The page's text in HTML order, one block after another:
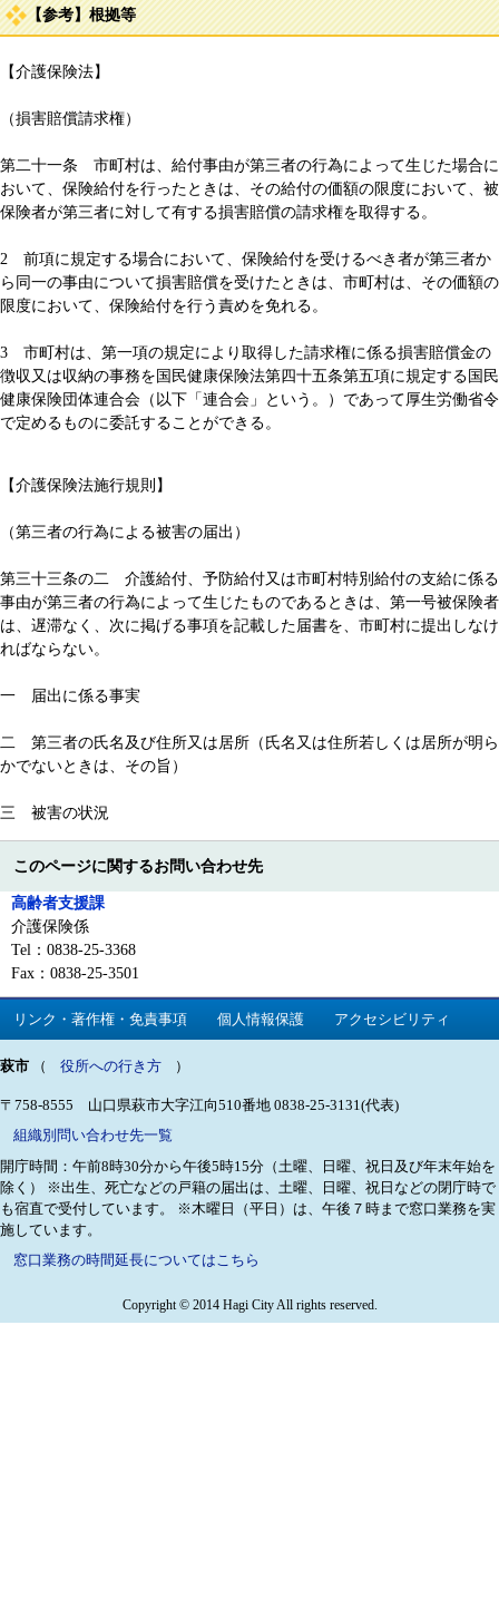
【参考】根拠等
【介護保険法】
（損害賠償請求権）
第二十一条 市町村は、給付事由が第三者の行為によって生じた場合に
おいて、保険給付を行ったときは、その給付の価額の限度において、被
保険者が第三者に対して有する損害賠償の請求権を取得する。
2 前項に規定する場合において、保険給付を受けるべき者が第三者か
ら同一の事由について損害賠償を受けたときは、市町村は、その価額の
限度において、保険給付を行う責めを免れる。
3 市町村は、第一項の規定により取得した請求権に係る損害賠償金の
徴収又は収納の事務を国民健康保険法第四十五条第五項に規定する国民
健康保険団体連合会（以下「連合会」という。）であって厚生労働省令
で定めるものに委託することができる。
【介護保険法施行規則】
（第三者の行為による被害の届出）
第三十三条の二 介護給付、予防給付又は市町村特別給付の支給に係る
事由が第三者の行為によって生じたものであるときは、第一号被保険者
は、遅滞なく、次に掲げる事項を記載した届書を、市町村に提出しなけ
ればならない。
一 届出に係る事実
二 第三者の氏名及び住所又は居所（氏名又は住所若しくは居所が明ら
かでないときは、その旨）
三 被害の状況
このページに関するお問い合わせ先
高齢者支援課
介護保険係
Tel：0838-25-3368
Fax：0838-25-3501
リンク・著作権・免責事項 個人情報保護 アクセシビリティ
萩市 （ 役所への行き方 ）
〒758-8555 山口県萩市大字江向510番地 0838-25-3131(代表)
組織別問い合わせ先一覧
開庁時間：午前8時30分から午後5時15分（土曜、日曜、祝日及び年末年始を
除く）
※出生、死亡などの戸籍の届出は、土曜、日曜、祝日などの閉庁時で
も宿直で受付しています。
※木曜日（平日）は、午後７時まで窓口業務を実
施しています。
窓口業務の時間延長についてはこちら
Copyright © 2014 Hagi City All rights reserved.